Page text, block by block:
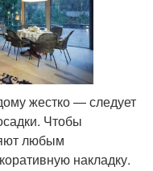
жестко — следует
Чтобы
любым
накладку.